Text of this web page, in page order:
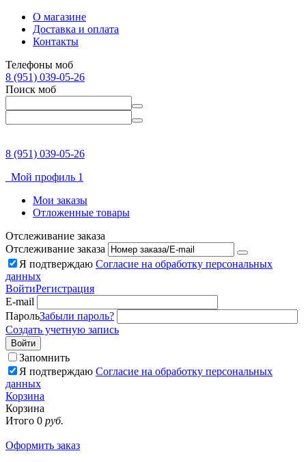
О магазине
Доставка и оплата
Контакты
Телефоны моб
8 (951) 039-05-26
Поиск моб
8 (951) 039-05-26
Мой профиль 1
Мои заказы
Отложенные товары
Отслеживание заказа
Отслеживание заказа
Я подтверждаю Согласие на обработку персональных
данных
ВойтиРегистрация
E-mail
ПарольЗабыли пароль?
Создать учетную запись
Войти
Запомнить
Я подтверждаю Согласие на обработку персональных
данных
Корзина
Корзина
Итого 0 руб.
Оформить заказ